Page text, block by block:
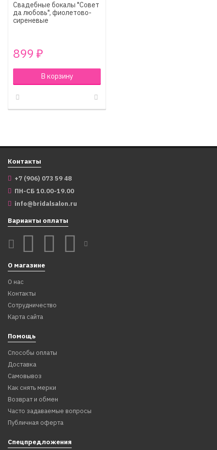
Свадебные бокалы "Совет
да любовь", фиолетово-
сиреневые
899 ₽
В корзину
Контакты
+7 (906) 073 59 48
ПН-СБ 10.00-19.00
info@bridalsalon.ru
Варианты оплаты
О магазине
О нас
Контакты
Сотрудничество
Карта сайта
Помощь
Способы оплаты
Доставка
Самовывоз
Как снять мерки
Возврат и обмен
Часто задаваемые вопросы
Публичная оферта
Спецпредложения